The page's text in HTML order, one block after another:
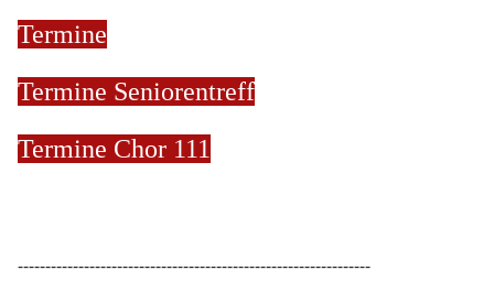
Termine
Termine Seniorentreff
Termine Chor 111
----------------------------------------------------------------